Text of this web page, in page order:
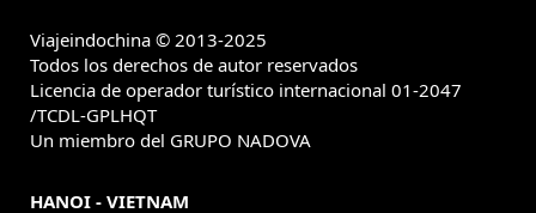
Viajeindochina © 2013-2025
Todos los derechos de autor reservados
Licencia de operador turístico internacional 01-2047
/TCDL-GPLHQT
Un miembro del GRUPO NADOVA
HANOI - VIETNAM